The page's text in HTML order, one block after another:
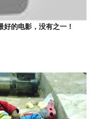
好的电影，没有之一！